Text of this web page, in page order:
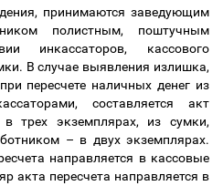
принимаются заведующим
полистным, поштучным
инкассаторов, кассового
В случае выявления излишка,
пересчете наличных денег из
составляется акт
трех экземплярах, из сумки,
– в двух экземплярах.
направляется в кассовые
акта пересчета направляется в